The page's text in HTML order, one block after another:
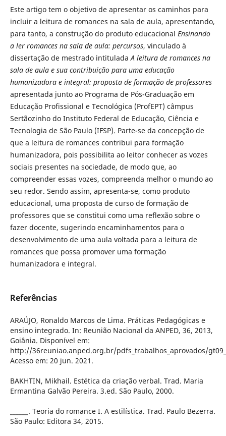
Este artigo tem o objetivo de apresentar os caminhos para
incluir a leitura de romances na sala de aula, apresentando,
para tanto, a construção do produto educacional Ensinando
a ler romances na sala de aula: percursos, vinculado à
dissertação de mestrado intituladaA leitura de romances na
sala de aula e sua contribuição para uma educação
humanizadora e integral: proposta de formação de professores
apresentada junto ao Programa de Pós-Graduação em
Educação Profissional e Tecnológica (ProfEPT) câmpus
Sertãozinho do Instituto Federal de Educação, Ciência e
Tecnologia de São Paulo (IFSP). Parte-se da concepção de
que a leitura de romances contribui para formação
humanizadora, pois possibilita ao leitor conhecer as vozes
sociais presentes na sociedade, de modo que, ao
compreender essas vozes, compreenda melhor o mundo ao
seu redor. Sendo assim, apresenta-se, como produto
educacional, uma proposta de curso de formação de
professores que se constitui como uma reflexão sobre o
fazer docente, sugerindo encaminhamentos para o
desenvolvimento de uma aula voltada para a leitura de
romances que possa promover uma formação
humanizadora e integral.
Referências
ARAÚJO, Ronaldo Marcos de Lima. Práticas Pedagógicas e
ensino integrado. In: Reunião Nacional da ANPED, 36, 2013,
Goiânia. Disponível em:
http://36reuniao.anped.org.br/pdfs_trabalhos_aprovados/
Acesso em: 20 jun. 2021.
BAKHTIN, Mikhail. Estética da criação verbal. Trad. Maria
Ermantina Galvão Pereira. 3.ed. São Paulo, 2000.
______. Teoria do romance I. A estilística. Trad. Paulo Bezerra.
São Paulo: Editora 34, 2015.